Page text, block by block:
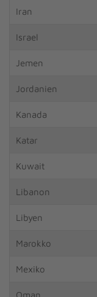
Iran
Israel
Jemen
Jordanien
Kanada
Katar
Kuwait
Libanon
Libyen
Marokko
Mexiko
Oman